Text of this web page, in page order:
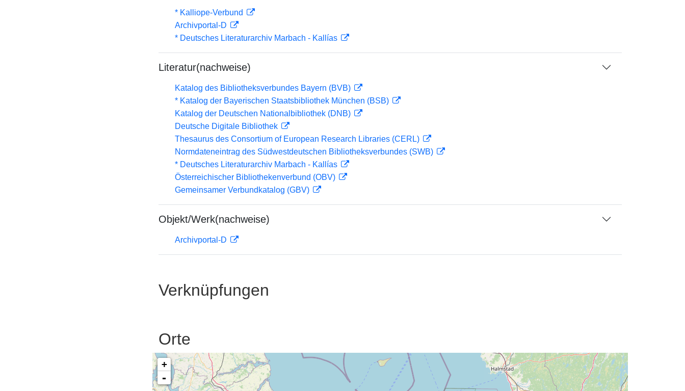
* Kalliope-Verbund
Archivportal-D
* Deutsches Literaturarchiv Marbach - Kallías
Literatur(nachweise)
Katalog des Bibliotheksverbundes Bayern (BVB)
* Katalog der Bayerischen Staatsbibliothek München (BSB)
Katalog der Deutschen Nationalbibliothek (DNB)
Deutsche Digitale Bibliothek
Thesaurus des Consortium of European Research Libraries (CERL)
Normdateneintrag des Südwestdeutschen Bibliotheksverbundes (SWB)
* Deutsches Literaturarchiv Marbach - Kallías
Österreichischer Bibliothekenverbund (OBV)
Gemeinsamer Verbundkatalog (GBV)
Objekt/Werk(nachweise)
Archivportal-D
Verknüpfungen
Orte
+
-